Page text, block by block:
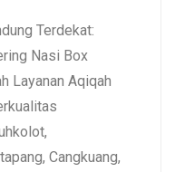
Terdekat:
Nasi Box
Layanan Aqiqah
Cangkuang,